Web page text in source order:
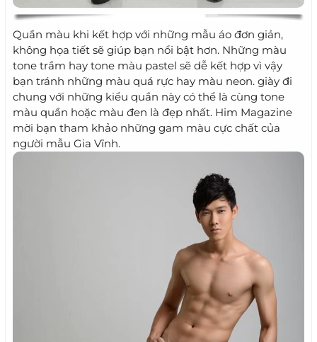
Quần màu khi kết hợp với những mẫu áo đơn giản,
không họa tiết sẽ giúp bạn nổi bật hơn. Những màu
tone trầm hay tone màu pastel sẽ dễ kết hợp vì vậy
bạn tránh những màu quá rực hay màu neon. giày đi
chung với những kiểu quần này có thể là cùng tone
màu quần hoặc màu đen là đẹp nhất. Him Magazine
mời bạn tham khảo những gam màu cực chất của
người mẫu Gia Vĩnh.